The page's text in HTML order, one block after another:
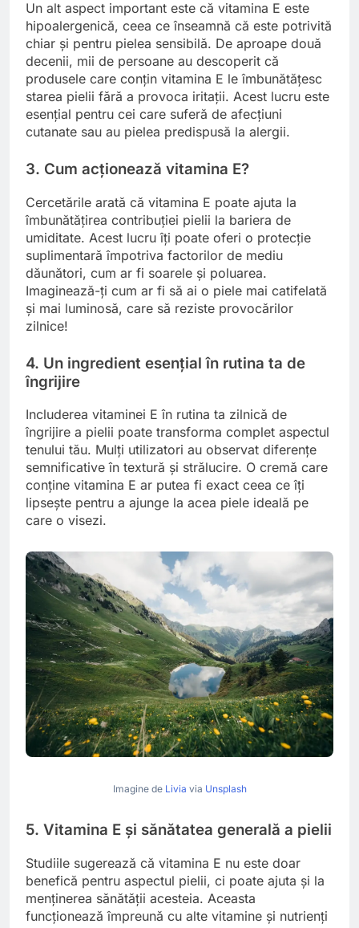
Un alt aspect important este că vitamina E este
hipoalergenică, ceea ce înseamnă că este potrivită
chiar și pentru pielea sensibilă. De aproape două
decenii, mii de persoane au descoperit că
produsele care conțin vitamina E le îmbunătățesc
starea pielii fără a provoca iritații. Acest lucru este
esențial pentru cei care suferă de afecțiuni
cutanate sau au pielea predispusă la alergii.
3. Cum acționează vitamina E?
Cercetările arată că vitamina E poate ajuta la
îmbunătățirea contribuției pielii la bariera de
umiditate. Acest lucru îți poate oferi o protecție
suplimentară împotriva factorilor de mediu
dăunători, cum ar fi soarele și poluarea.
Imaginează-ți cum ar fi să ai o piele mai catifelată
și mai luminosă, care să reziste provocărilor
zilnice!
4. Un ingredient esențial în rutina ta de
îngrijire
Includerea vitaminei E în rutina ta zilnică de
îngrijire a pielii poate transforma complet aspectul
tenului tău. Mulți utilizatori au observat diferențe
semnificative în textură și strălucire. O cremă care
conține vitamina E ar putea fi exact ceea ce îți
lipsește pentru a ajunge la acea piele ideală pe
care o visezi.
Imagine de Livia via Unsplash
5. Vitamina E și sănătatea generală a pielii
Studiile sugerează că vitamina E nu este doar
benefică pentru aspectul pielii, ci poate ajuta și la
menținerea sănătății acesteia. Aceasta
funcționează împreună cu alte vitamine și nutrienți